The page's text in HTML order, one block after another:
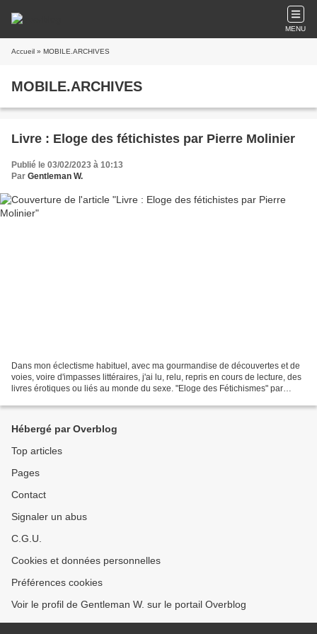
MENU
Accueil » MOBILE.ARCHIVES
MOBILE.ARCHIVES
Livre : Eloge des fétichistes par Pierre Molinier
Publié le 03/02/2023 à 10:13
Par Gentleman W.
Dans mon éclectisme habituel, avec ma gourmandise de découvertes et de
voies, voire d'impasses littéraires, j'ai lu, relu, repris en cours de lecture, des
livres érotiques ou liés au monde du sexe. "Eloge des Fétichismes" par
Hébergé par Overblog
Top articles
Pages
Contact
Signaler un abus
C.G.U.
Cookies et données personnelles
Préférences cookies
Voir le profil de Gentleman W. sur le portail Overblog